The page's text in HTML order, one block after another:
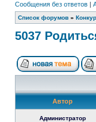
Сообщения без ответов |
Список форумов »
5037
Автор
Администратор